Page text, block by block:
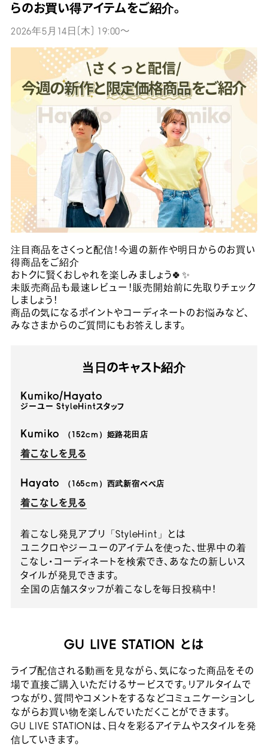
らのお買い得アイテムをご紹介。
2026年5月14日(木) 19:00～
注目商品をさくっと配信！今週の新作や明日からのお買い
得商品をご紹介
おトクに賢くおしゃれを楽しみましょう🍀✨
未販売商品も最速レビュー！販売開始前に先取りチェック
しましょう！
商品の気になるポイントやコーディネートのお悩みなど、
みなさまからのご質問にもお答えします。
当日のキャスト紹介
Kumiko/Hayato
ジーユー StyleHintスタッフ
Kumiko （152cm）姫路花田店
着こなしを見る
Hayato （165cm）西武新宿ぺぺ店
着こなしを見る
着こなし発見アプリ「StyleHint」とは
ユニクロやジーユーのアイテムを使った、世界中の着
こなし・コーディネートを検索でき、あなたの新しいス
タイルが発見できます。
全国の店舗スタッフが着こなしを毎日投稿中！
GU LIVE STATION とは
ライブ配信される動画を見ながら、気になった商品をその
場で直接ご購入いただけるサービスです。リアルタイムで
つながり、質問やコメントをするなどコミュニケーションし
ながらお買い物を楽しんでいただくことができます。
GU LIVE STATIONは、日々を彩るアイテムやスタイルを発
信していきます。